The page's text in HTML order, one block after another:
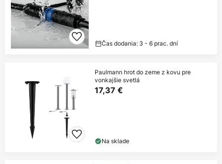
Čas dodania: 3 - 6 prac. dní
Paulmann hrot do zeme z kovu pre
vonkajšie svetlá
17,37 €
Na sklade